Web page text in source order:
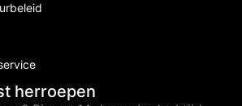
herroepen